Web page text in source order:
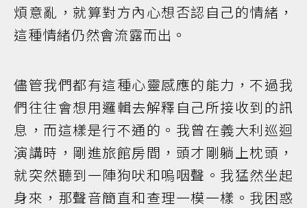
煩意亂，就算對方內心想否認自己的情緒，
這種情緒仍然會流露而出。
儘管我們都有這種心靈感應的能力，不過我
們往往會想用邏輯去解釋自己所接收到的訊
息，而這樣是行不通的。我曾在義大利巡迴
演講時，剛進旅館房間，頭才剛躺上枕頭，
就突然聽到一陣狗吠和嗚咽聲。我猛然坐起
身來，那聲音簡直和查理一模一樣。我困惑